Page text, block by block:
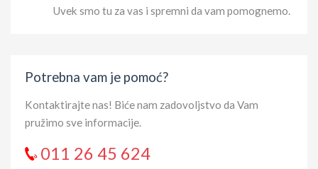
Uvek smo tu za vas i spremni da vam pomognemo.
Potrebna vam je pomoć?
Kontaktirajte nas! Biće nam zadovoljstvo da Vam
pružimo sve informacije.
011 26 45 624